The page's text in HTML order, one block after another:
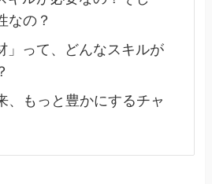
なの？
」って、どんなスキルが
、もっと豊かにするチャ